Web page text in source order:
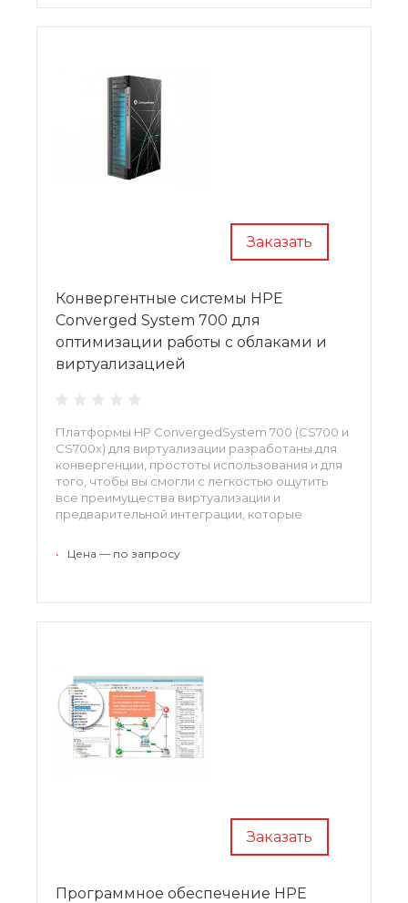
Заказать
Конвергентные системы HPE
Converged System 700 для
оптимизации работы с облаками и
виртуализацией
Платформы HP ConvergedSystem 700 (CS700 и
CS700x) для виртуализации разработаны для
конвергенции, простоты использования и для
того, чтобы вы смогли с легкостью ощутить
все преимущества виртуализации и
предварительной интеграции, которые
• Цена — по запросу
Заказать
Программное обеспечение HPE